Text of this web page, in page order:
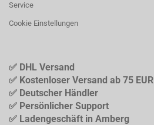
Service
Cookie Einstellungen
✅ DHL Versand
✅ Kostenloser Versand ab 75 EUR
✅ Deutscher Händler
✅ Persönlicher Support
✅ Ladengeschäft in Amberg